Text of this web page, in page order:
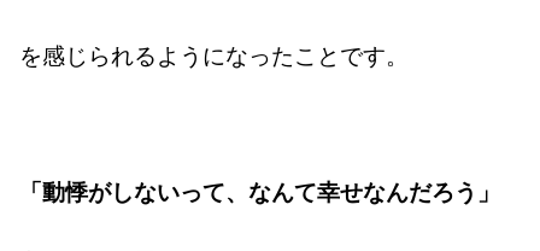
を感じられるようになったことです。
「動悸がしないって、なんて幸せなんだろう」